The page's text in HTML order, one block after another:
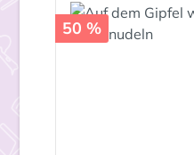
50 %